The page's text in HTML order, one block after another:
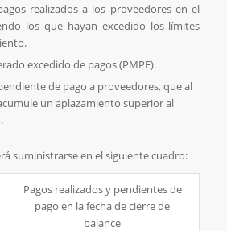
realizados a los proveedores en el
los que hayan excedido los límites
excedido de pagos (PMPE).
de pago a proveedores, que al
un aplazamiento superior al
suministrarse en el siguiente cuadro:
Pagos realizados y pendientes de
pago en la fecha de cierre de
balance